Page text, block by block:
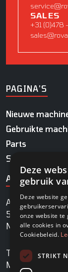
SALES
+31 (0)478
PAGINA'S
Nieuwe
Gebruikte
Parts
Service
ADRES
Agrobaan 13
5813 EB
Nederland
TEL
MAIL
Deze
gebruik
Deze website
onze website te
alle cookies in
Cookiebeleid.
STRIKT